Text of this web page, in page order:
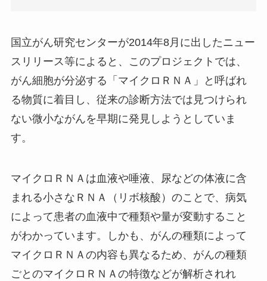
国立がん研究センターが2014年8月に出したニュー
スリリース等によると、このプロジェクトでは、
がん細胞が分泌する「マイクロＲＮＡ」と呼ばれ
る物質に着目し、従来の診断方法では見つけられ
ない微小ながんを早期に発見しようとしていま
す。
マイクロＲＮＡは血液や唾液、尿などの体液に含
まれる小さなＲＮＡ（リボ核酸）のことで、病気
によって患者の血液中で種類や量が変動すること
がわかっています。しかも、がんの種類によって
マイクロＲＮＡの内容も異なるため、がんの種類
ごとのマイクロＲＮＡの特徴などが解析されれ